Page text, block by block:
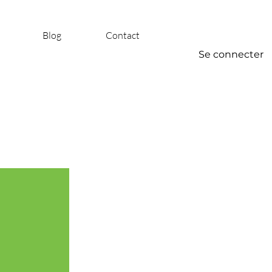
Blog Contact
Se connecter